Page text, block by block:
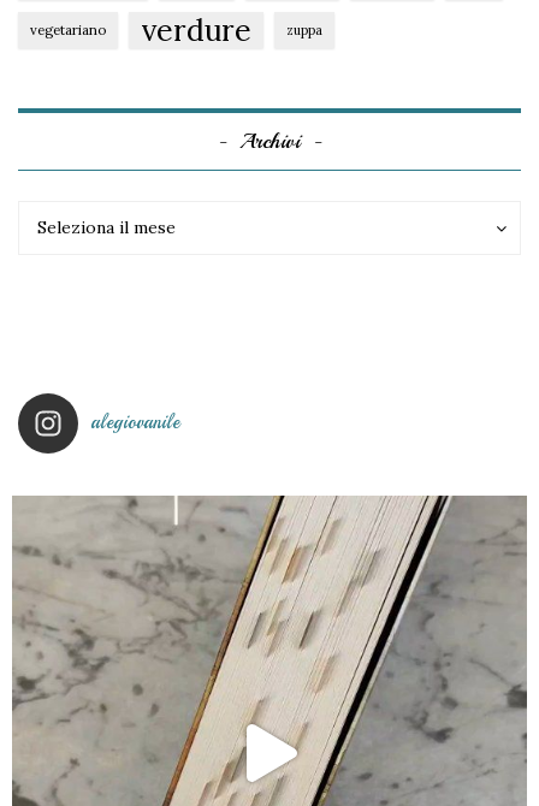
vegetariano verdure zuppa
Archivi
Seleziona il mese
alegiovanile